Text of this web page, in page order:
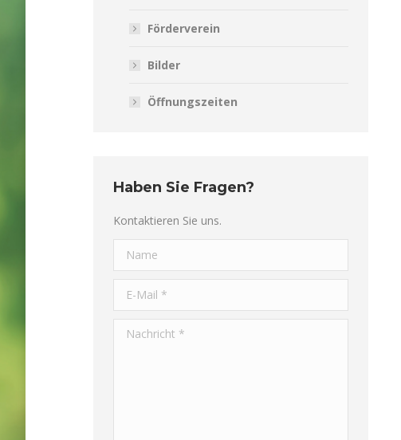
Förderverein
Bilder
Öffnungszeiten
Haben Sie Fragen?
Kontaktieren Sie uns.
Name
E-Mail *
Nachricht *